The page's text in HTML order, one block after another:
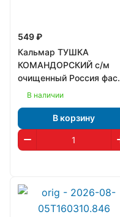
549 ₽
Кальмар ТУШКА
КОМАНДОРСКИЙ с/м
очищенный Россия фас.
В наличии
В корзину